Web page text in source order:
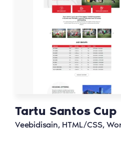
Tartu Santos Cup
Veebidisain, HTML/CSS,